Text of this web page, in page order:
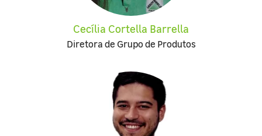
Cecília Cortella Barrella
Diretora de Grupo de Produtos